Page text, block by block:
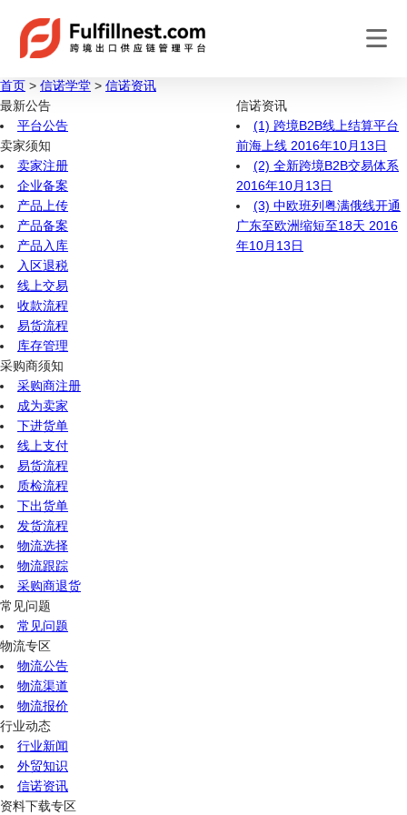
首页 > 信诺学堂 > 信诺资讯
最新公告
平台公告
卖家须知
卖家注册
企业备案
产品上传
产品备案
产品入库
入区退税
线上交易
收款流程
易货流程
库存管理
采购商须知
采购商注册
成为卖家
下进货单
线上支付
易货流程
质检流程
下出货单
发货流程
物流选择
物流跟踪
采购商退货
常见问题
常见问题
物流专区
物流公告
物流渠道
物流报价
行业动态
行业新闻
外贸知识
信诺资讯
资料下载专区
信诺资讯
(1) 跨境B2B线上结算平台
前海上线 2016年10月13日
(2) 全新跨境B2B交易体系
2016年10月13日
(3) 中欧班列粤满俄线开通
广东至欧洲缩短至18天 2016
年10月13日